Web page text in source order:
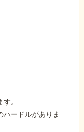
。
ハードルがありま